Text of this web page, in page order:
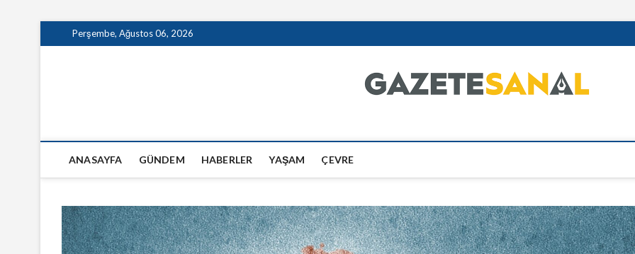
to
Perşembe, Ağustos 06, 2026
ANASAYFA GÜNDEM HABERLER YAŞAM ÇEVRE